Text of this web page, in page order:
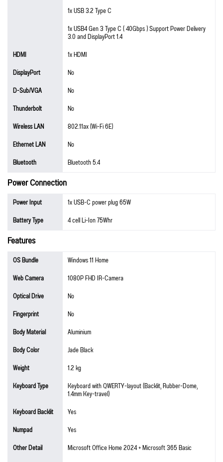
1x USB 3.2 Type C
1x USB4 Gen 3 Type C ( 40Gbps ) Support Power Delivery
3.0 and DisplayPort 1.4
HDMI
1x HDMI
DisplayPort
No
D-Sub/VGA
No
Thunderbolt
No
Wireless LAN
802.11ax (Wi-Fi 6E)
Ethernet LAN
No
Bluetooth
Bluetooth 5.4
Power Connection
Power Input
1x USB-C power plug 65W
Battery Type
4 cell Li-Ion 75Whr
Features
OS Bundle
Windows 11 Home
Web Camera
1080P FHD IR-Camera
Optical Drive
No
Fingerprint
No
Body Material
Aluminium
Body Color
Jade Black
Weight
1.2 kg
Keyboard Type
Keyboard with QWERTY-layout (Backlit, Rubber-Dome,
1.4mm Key-travel)
Keyboard Backlit
Yes
Numpad
Yes
Other Detail
Microsoft Office Home 2024 + Microsoft 365 Basic